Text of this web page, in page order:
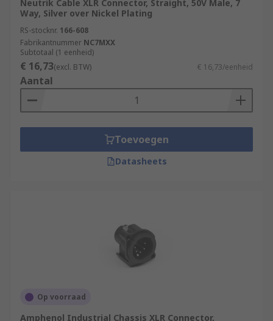
Neutrik Cable XLR Connector, Straight, 50V Male, 7
Way, Silver over Nickel Plating
RS-stocknr. 166-608
Fabrikantnummer NC7MXX
Subtotaal (1 eenheid)
€ 16,73(excl. BTW) € 16,73/eenheid
Aantal
Toevoegen
Datasheets
Op voorraad
Amphenol Industrial Chassis XLR Connector,